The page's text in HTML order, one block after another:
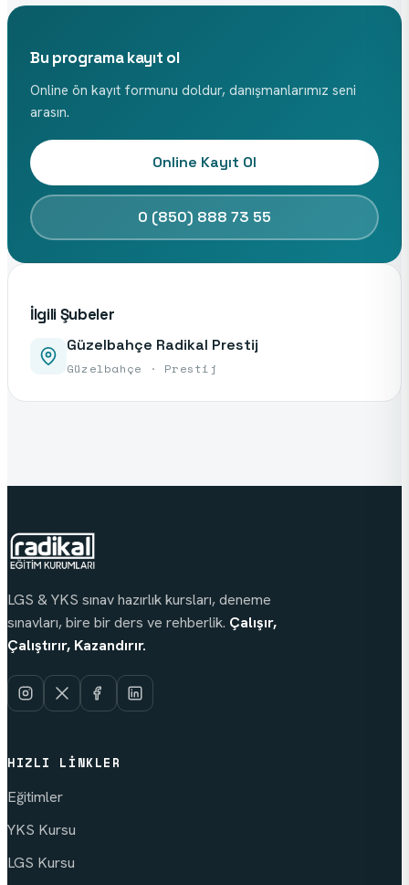
Bu programa kayıt ol
Online ön kayıt formunu doldur, danışmanlarımız seni
arasın.
Online Kayıt Ol
0 (850) 888 73 55
İlgili Şubeler
Güzelbahçe Radikal Prestij
Güzelbahçe · Prestij
LGS & YKS sınav hazırlık kursları, deneme
sınavları, bire bir ders ve rehberlik. Çalışır,
Çalıştırır, Kazandırır.
HIZLI LINKLER
Eğitimler
YKS Kursu
LGS Kursu